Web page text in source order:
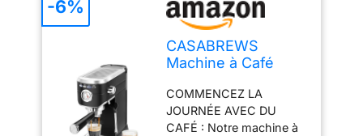
CASABREWS
Machine à Café
Buse à Mousse de
Lait, Noire
COMMENCEZ LA
JOURNÉE AVEC DU
CAFÉ : Notre machine à
-6%